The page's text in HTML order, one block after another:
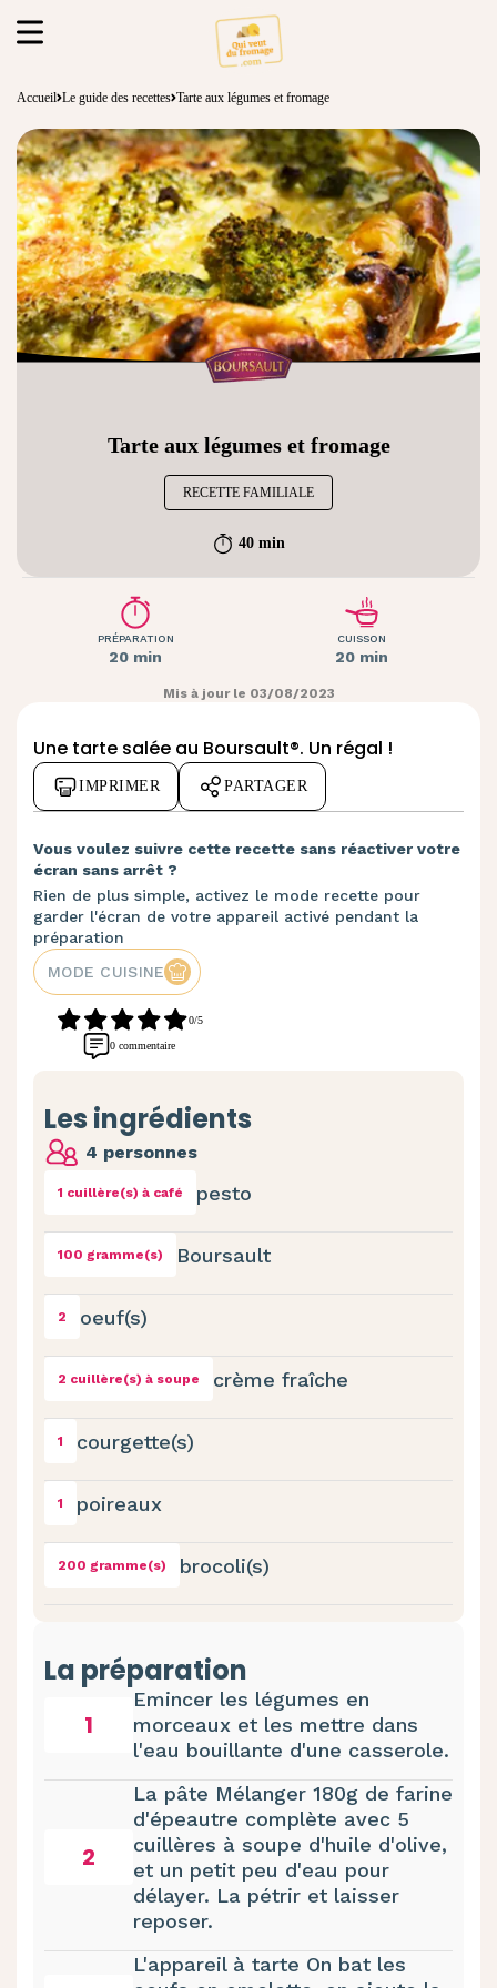
Accueil Le guide des recettes Tarte aux légumes et fromage
Tarte aux légumes et fromage
RECETTE FAMILIALE
40 min
PRÉPARATION
20 min
CUISSON
20 min
Mis à jour le 03/08/2023
Une tarte salée au Boursault®. Un régal !
IMPRIMER PARTAGER
Vous voulez suivre cette recette sans réactiver votre
écran sans arrêt ?
Rien de plus simple, activez le mode recette pour
garder l'écran de votre appareil activé pendant la
préparation
MODE CUISINE
0/5
0 commentaire
Les ingrédients
4 personnes
1 cuillère(s) à café pesto
100 gramme(s) Boursault
2 oeuf(s)
2 cuillère(s) à soupe crème fraîche
1 courgette(s)
1 poireaux
200 gramme(s) brocoli(s)
La préparation
1
Emincer les légumes en
morceaux et les mettre dans
l'eau bouillante d'une casserole.
2
La pâte Mélanger 180g de farine
d'épeautre complète avec 5
cuillères à soupe d'huile d'olive,
et un petit peu d'eau pour
délayer. La pétrir et laisser
reposer.
L'appareil à tarte On bat les